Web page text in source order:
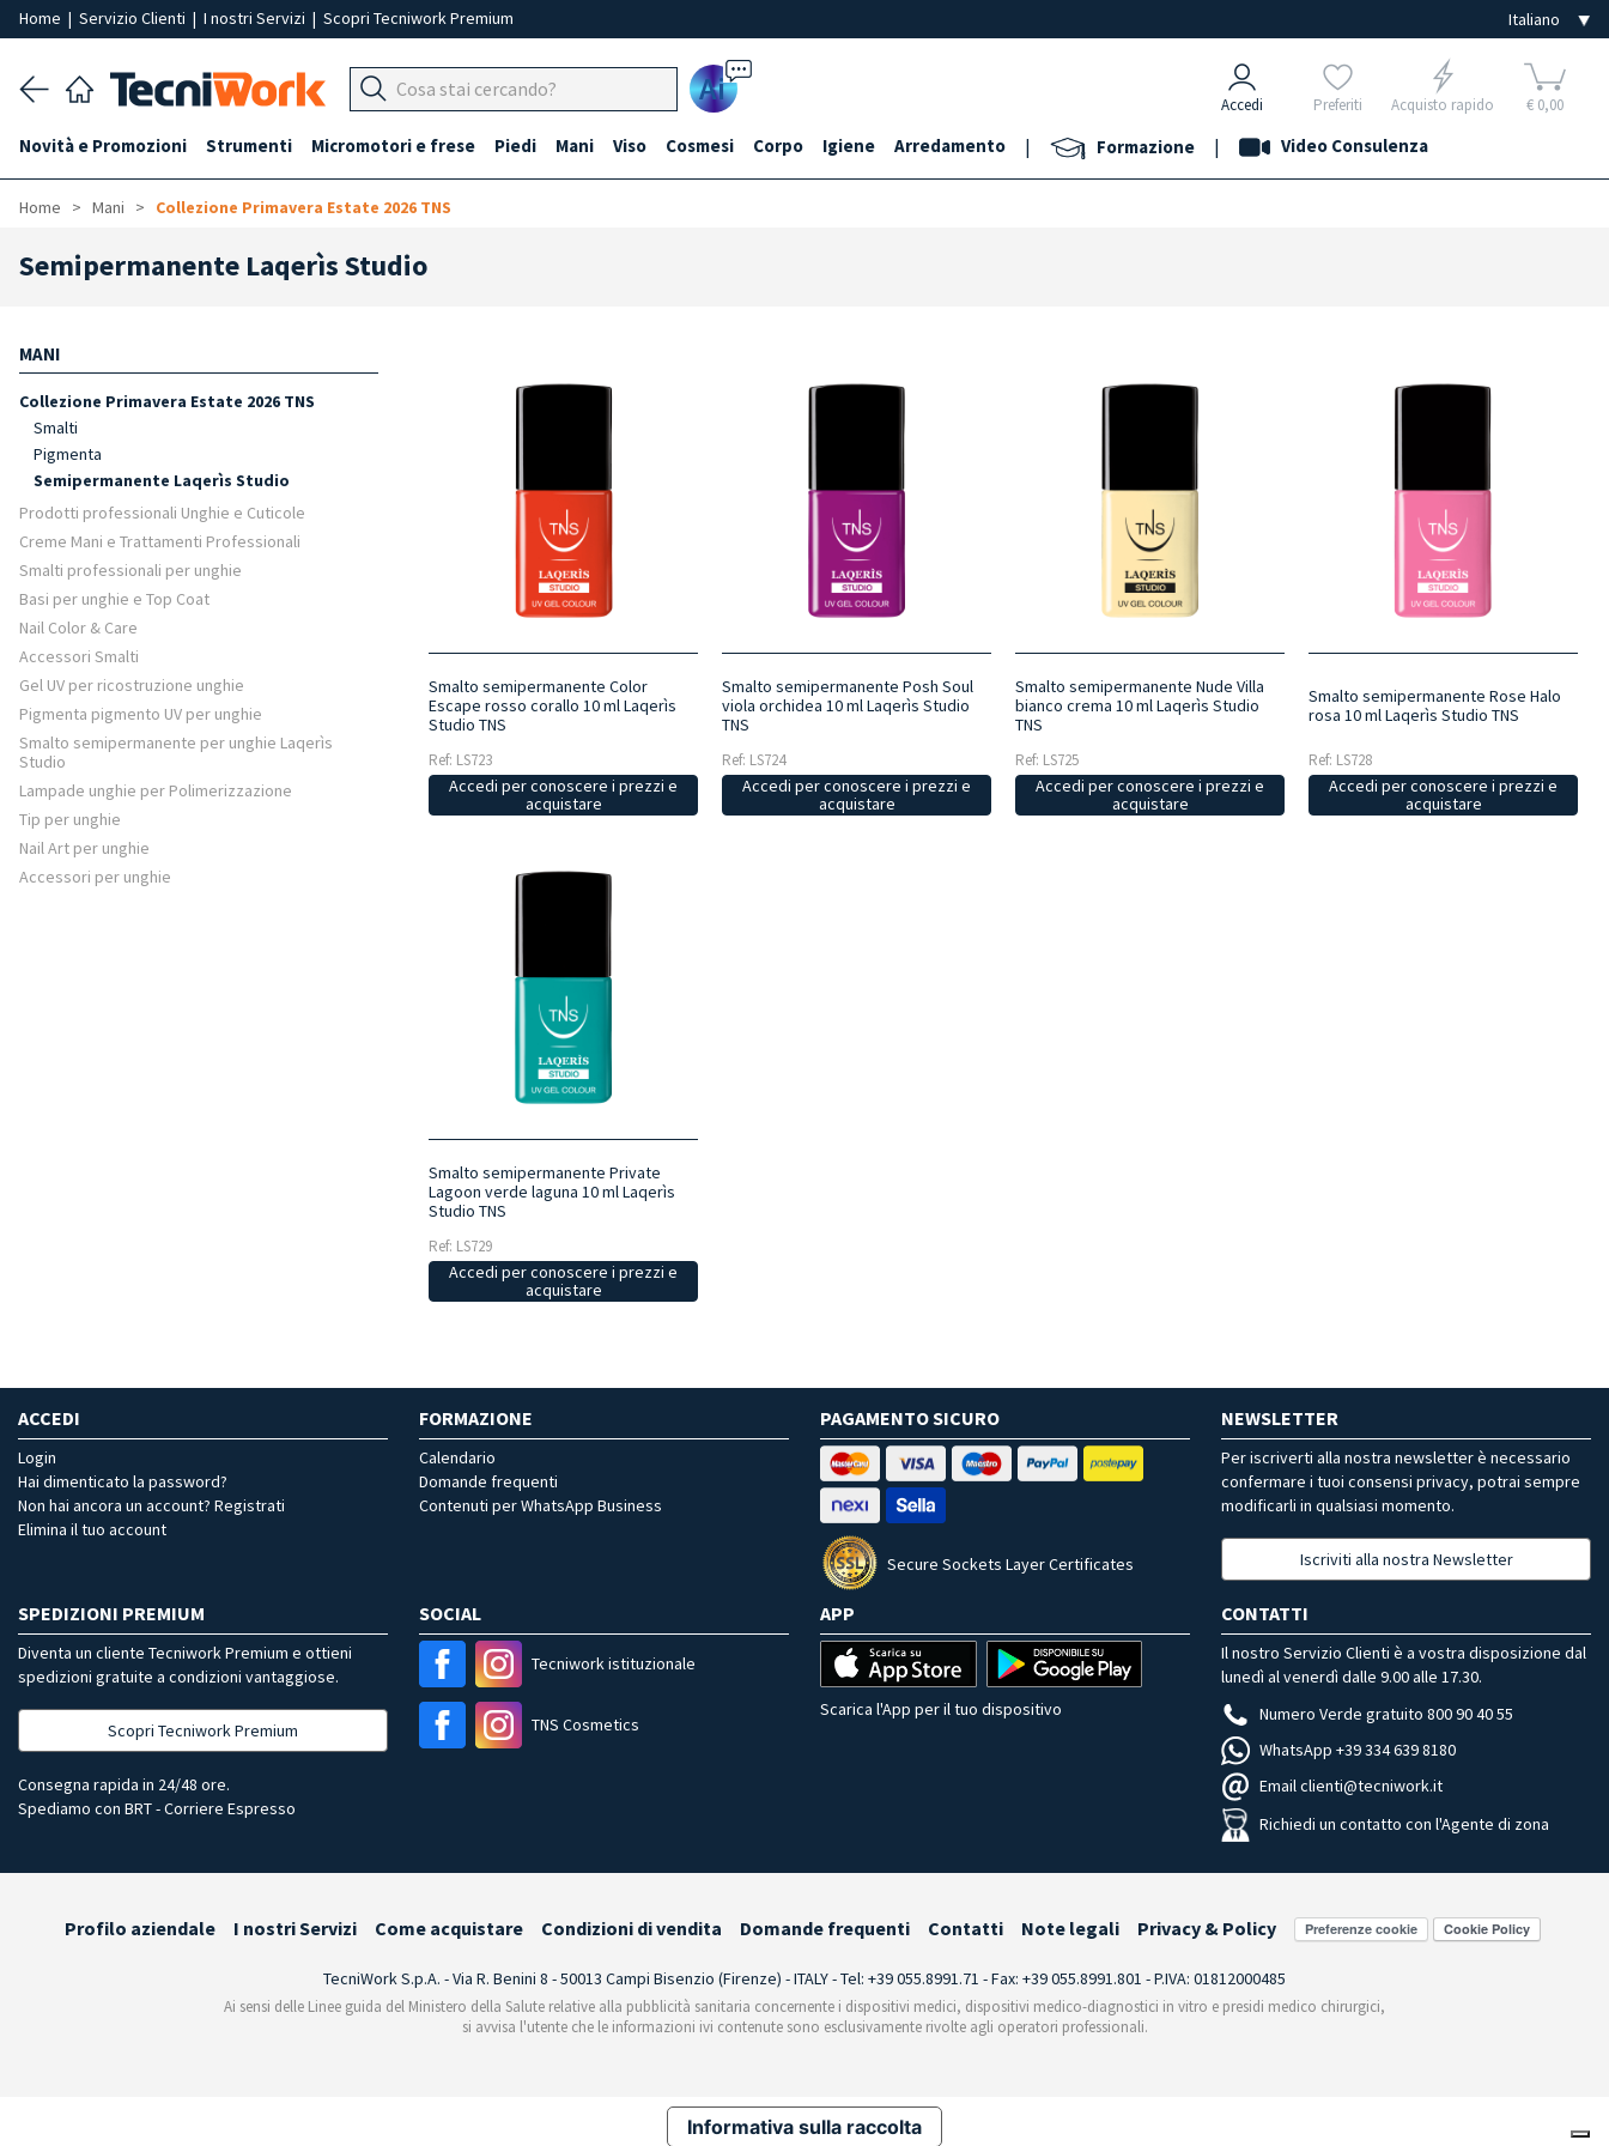
Home | Servizio Clienti | I nostri Servizi | Scopri Tecniwork Premium
Ai Accedi Preferiti Acquisto rapido € 0,00
Novità e Promozioni Strumenti Micromotori e frese Piedi Mani Viso Cosmesi Corpo Igiene Arredamento | Formazione | Video Consulenza
Home Mani Collezione Primavera Estate 2026 TNS
Semipermanente Laqerìs Studio
MANI
Collezione Primavera Estate 2026 TNS
Smalti
Pigmenta
Semipermanente Laqerìs Studio
Prodotti professionali Unghie e Cuticole
Creme Mani e Trattamenti Professionali
Smalti professionali per unghie
Basi per unghie e Top Coat
Nail Color & Care
Accessori Smalti
Gel UV per ricostruzione unghie
Pigmenta pigmento UV per unghie
Smalto semipermanente per unghie Laqerìs
Studio
Lampade unghie per Polimerizzazione
Tip per unghie
Nail Art per unghie
Accessori per unghie
Smalto semipermanente Color
Escape rosso corallo 10 ml Laqerìs
Studio TNS
Ref: LS723
Accedi per conoscere i prezzi e
acquistare
Smalto semipermanente Posh Soul
viola orchidea 10 ml Laqerìs Studio
TNS
Ref: LS724
Accedi per conoscere i prezzi e
acquistare
Smalto semipermanente Nude Villa
bianco crema 10 ml Laqerìs Studio
TNS
Ref: LS725
Accedi per conoscere i prezzi e
acquistare
Smalto semipermanente Rose Halo
rosa 10 ml Laqerìs Studio TNS
Ref: LS728
Accedi per conoscere i prezzi e
acquistare
Smalto semipermanente Private
Lagoon verde laguna 10 ml Laqerìs
Studio TNS
Ref: LS729
Accedi per conoscere i prezzi e
acquistare
ACCEDI
Login
Hai dimenticato la password?
Non hai ancora un account? Registrati
Elimina il tuo account
FORMAZIONE
Calendario
Domande frequenti
Contenuti per WhatsApp Business
PAGAMENTO SICURO
Secure Sockets Layer Certificates
NEWSLETTER
Per iscriverti alla nostra newsletter è necessario
confermare i tuoi consensi privacy, potrai sempre
modificarli in qualsiasi momento.
Iscriviti alla nostra Newsletter
SPEDIZIONI PREMIUM
Diventa un cliente Tecniwork Premium e ottieni
spedizioni gratuite a condizioni vantaggiose.
Scopri Tecniwork Premium
Consegna rapida in 24/48 ore.
Spediamo con BRT - Corriere Espresso
SOCIAL
Tecniwork istituzionale
TNS Cosmetics
APP
Scarica l'App per il tuo dispositivo
CONTATTI
Il nostro Servizio Clienti è a vostra disposizione dal
lunedì al venerdì dalle 9.00 alle 17.30.
Numero Verde gratuito 800 90 40 55
WhatsApp +39 334 639 8180
Email clienti@tecniwork.it
Richiedi un contatto con l'Agente di zona
Profilo aziendale I nostri Servizi Come acquistare Condizioni di vendita Domande frequenti Contatti Note legali Privacy & Policy Preferenze cookie
TecniWork S.p.A. - Via R. Benini 8 - 50013 Campi Bisenzio (Firenze) - ITALY - Tel: +39 055.8991.71 - Fax: +39 055.8991.801 - P.IVA: 01812000485
Ai sensi delle Linee guida del Ministero della Salute relative alla pubblicità sanitaria concernente i dispositivi medici, dispositivi medico-diagnostici in vitro e presidi medico chirurgici,
si avvisa l'utente che le informazioni ivi contenute sono esclusivamente rivolte agli operatori professionali.
Informativa sulla raccolta